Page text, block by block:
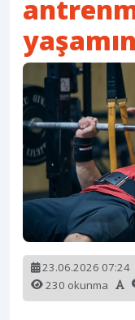
23.06.2026 07:24
230 okunma